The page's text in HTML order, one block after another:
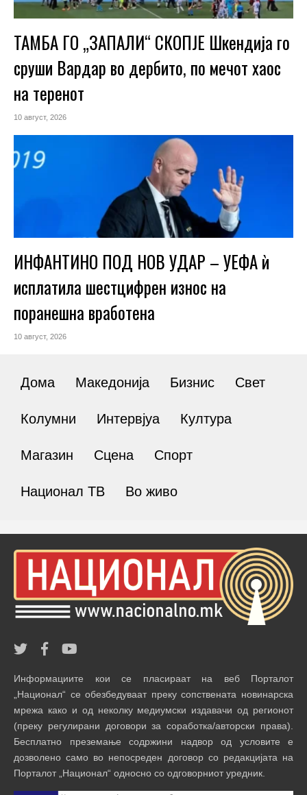
ТАМБА ГО „ЗАПАЛИ“ СКОПЈЕ Шкендија го
сруши Вардар во дербито, по мечот хаос
на теренот
10 август, 2026
ИНФАНТИНО ПОД НОВ УДАР – УЕФА ѝ
исплатила шестцифрен износ на
поранешна вработена
10 август, 2026
Дома Македонија Бизнис Свет
Колумни Интервјуа Култура
Магазин Сцена Спорт
Национал ТВ Во живо
Информациите кои се пласираат на веб Порталот
„Национал“ се обезбедуваат преку сопствената новинарска
мрежа како и од неколку медиумски издавачи од регионот
(преку регулирани договори за соработка/авторски права).
Бесплатно преземање содржини надвор од условите е
дозволено само во непосреден договор со редакцијата на
Порталот „Национал“ односно со одговорниот уредник.